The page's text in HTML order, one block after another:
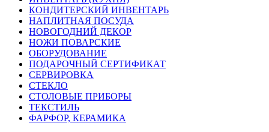
КОНДИТЕРСКИЙ ИНВЕНТАРЬ
НАПЛИТНАЯ ПОСУДА
НОВОГОДНИЙ ДЕКОР
НОЖИ ПОВАРСКИЕ
ОБОРУДОВАНИЕ
ПОДАРОЧНЫЙ СЕРТИФИКАТ
СЕРВИРОВКА
СТЕКЛО
СТОЛОВЫЕ ПРИБОРЫ
ТЕКСТИЛЬ
ФАРФОР, КЕРАМИКА